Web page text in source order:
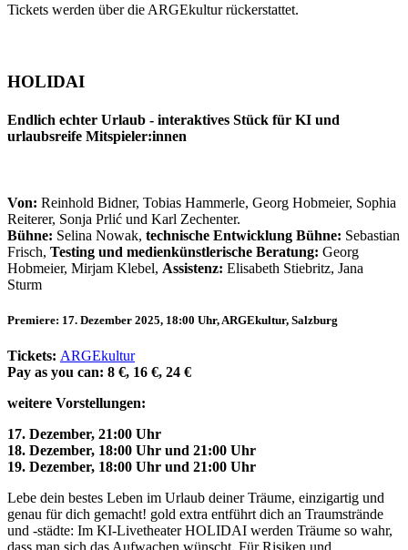
Tickets werden über die ARGEkultur rückerstattet.
HOLIDAI
Endlich echter Urlaub - interaktives Stück für KI und
urlaubsreife Mitspieler:innen
Von: Reinhold Bidner, Tobias Hammerle, Georg Hobmeier, Sophia
Reiterer, Sonja Prlić und Karl Zechenter.
Bühne: Selina Nowak, technische Entwicklung Bühne: Sebastian
Frisch, Testing und medienkünstlerische Beratung: Georg
Hobmeier, Mirjam Klebel, Assistenz: Elisabeth Stiebritz, Jana
Sturm
Premiere: 17. Dezember 2025, 18:00 Uhr, ARGEkultur, Salzburg
Tickets: ARGEkultur
Pay as you can: 8 €, 16 €, 24 €
weitere Vorstellungen:
17. Dezember, 21:00 Uhr
18. Dezember, 18:00 Uhr und 21:00 Uhr
19. Dezember, 18:00 Uhr und 21:00 Uhr
Lebe dein bestes Leben im Urlaub deiner Träume, einzigartig und
genau für dich gemacht! gold extra entführt dich an Traumstrände
und -städte: Im KI-Livetheater HOLIDAI werden Träume so wahr,